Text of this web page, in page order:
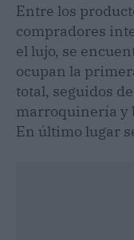
Entre los
compradores
el lujo, se
ocupan la
total, seguidos
marroquinería y
En último lugar